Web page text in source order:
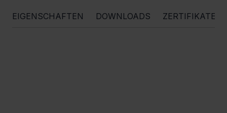
EIGENSCHAFTEN ZERTIFIKATE
DOWNLOADS